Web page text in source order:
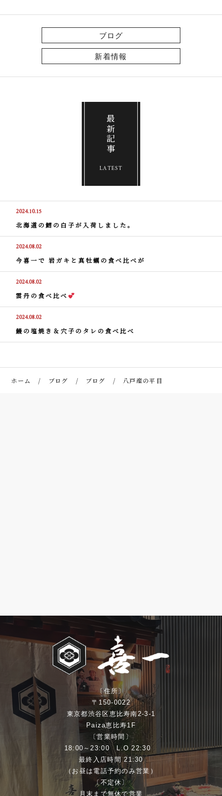
ブログ
新着情報
最新記事
LATEST
2024.10.15
北海道の鱈の白子が入荷しました。
2024.08.02
今喜一で 岩ガキと真牡蠣の食べ比べが
2024.08.02
雲丹の食べ比べ
2024.08.02
鰻の塩焼き＆穴子のタレの食べ比べ
ホーム ブログ ブログ 八戸産の平目
〔住所〕
〒150-0022
東京都渋谷区恵比寿南2-3-1
Paiza恵比寿1F
〔営業時間〕
18:00～23:00 L.O 22:30
最終入店時間 21:30
（お昼は電話予約のみ営業）
〔不定休〕
月末まで無休で営業